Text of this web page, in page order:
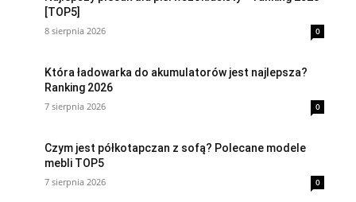
[TOP5]
8 sierpnia 2026 0
Która ładowarka do akumulatorów jest najlepsza?
Ranking 2026
7 sierpnia 2026 0
Czym jest półkotapczan z sofą? Polecane modele
mebli TOP5
7 sierpnia 2026 0